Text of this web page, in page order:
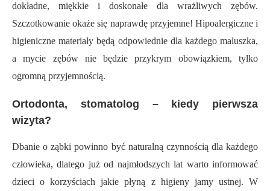
dokładne, miękkie i doskonałe dla wrażliwych zębów.
Szczotkowanie okaże się naprawdę przyjemne! Hipoalergiczne i
higieniczne materiały będą odpowiednie dla każdego maluszka,
a mycie zębów nie będzie przykrym obowiązkiem, tylko
ogromną przyjemnością.
Ortodonta, stomatolog – kiedy pierwsza
wizyta?
Dbanie o ząbki powinno być naturalną czynnością dla każdego
człowieka, dlatego już od najmłodszych lat warto informować
dzieci o korzyściach jakie płyną z higieny jamy ustnej. W